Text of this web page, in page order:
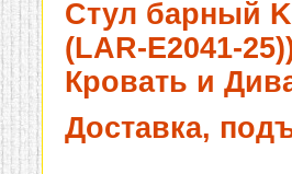
Стул барный
(LAR-E2041-
Кровать и
Доставка,